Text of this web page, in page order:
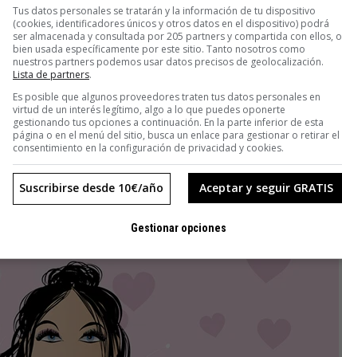
de todas las promesas de la industria de la dieta,
[…] No hacen aquello para lo que se supone que están
de resultados: baja autoestima y menos capacidad de
que sugieren que las mujeres gordas negocian con
delgadas)».
vida diaria. Experimentamos los efectos de lo que se
negativos a lo largo de la vida de la
social», explica la escritora en su combativo y
Tus datos personales se tratarán y la información de tu dispositivo
(cookies, identificadores únicos y otros datos en el dispositivo) podrá
ser almacenada y consultada por 205 partners y compartida con ellos, o
bien usada específicamente por este sitio. Tanto nosotros como
nuestros partners podemos usar datos precisos de geolocalización.
Lista de partners.
Es posible que algunos proveedores traten tus datos personales en
virtud de un interés legítimo, algo a lo que puedes oponerte
gestionando tus opciones a continuación. En la parte inferior de esta
página o en el menú del sitio, busca un enlace para gestionar o retirar el
consentimiento en la configuración de privacidad y cookies.
Aceptar y seguir GRATIS
Suscribirse desde 10€/año
Gestionar opciones